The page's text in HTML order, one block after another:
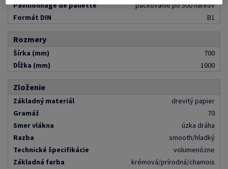
Pavillonnage de pallette
páčkovanie po 500 hárkov
Formát DIN
B1
Rozmery
Šírka (mm)
700
Dĺžka (mm)
1000
Zloženie
Základný materiál
drevitý papier
Gramáž
70
Smer vlákna
úzka dráha
Razba
smooth/hladký
Technické špecifikácie
volumenózne
Základná farba
krémová/prírodná/chamois